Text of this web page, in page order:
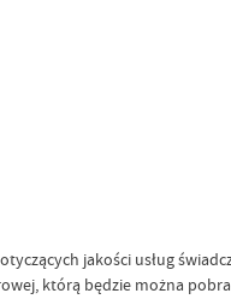
jakości usług
którą będzie można